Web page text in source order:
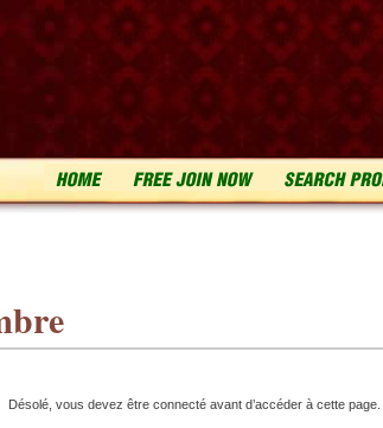
Désolé, vous devez être connecté avant d’accéder à cette page.